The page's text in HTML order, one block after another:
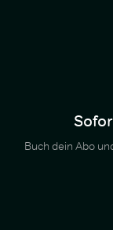
Buch dein Abo